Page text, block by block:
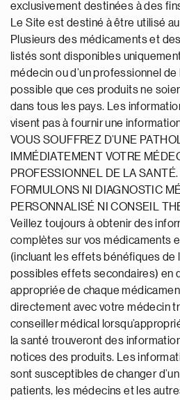
exclusivement destinées à des
Le Site est destiné à être utilisé
Plusieurs des médicaments et
listés sont disponibles
médecin ou d’un professionnel
possible que ces produits ne
dans tous les pays. Les
visent pas à fournir une
VOUS SOUFFREZ D’UNE
IMMÉDIATEMENT VOTRE
PROFESSIONNEL DE LA
FORMULONS NI DIAGNOSTIC
PERSONNALISÉ NI CONSEIL
Veillez toujours à obtenir des
complètes sur vos médicaments
(incluant les effets bénéfiques de
possibles effets secondaires) en
appropriée de chaque
directement avec votre médecin
conseiller médical
la santé trouveront des
notices des produits. Les
sont susceptibles de changer d’un
patients, les médecins et les